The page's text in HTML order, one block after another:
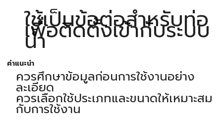
ใช้เป็นข้อต่อสำหรับท่อ
เพื่อติดตั้งเข้ากับระบบ
น้ำ
คำแนะนำ
ควรศึกษาข้อมูลก่อนการใช้งานอย่าง
ละเอียด
ควรเลือกใช้ประเภทและขนาดให้เหมาะสม
กับการใช้งาน